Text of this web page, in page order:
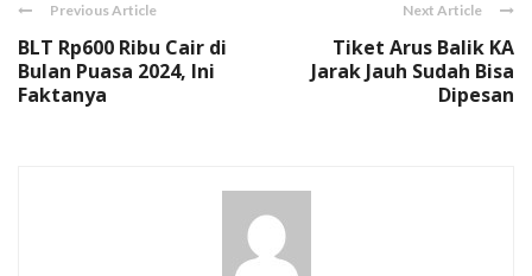
Previous Article
BLT Rp600 Ribu Cair di
Bulan Puasa 2024, Ini
Faktanya
Next Article
Tiket Arus Balik KA
Jarak Jauh Sudah Bisa
Dipesan